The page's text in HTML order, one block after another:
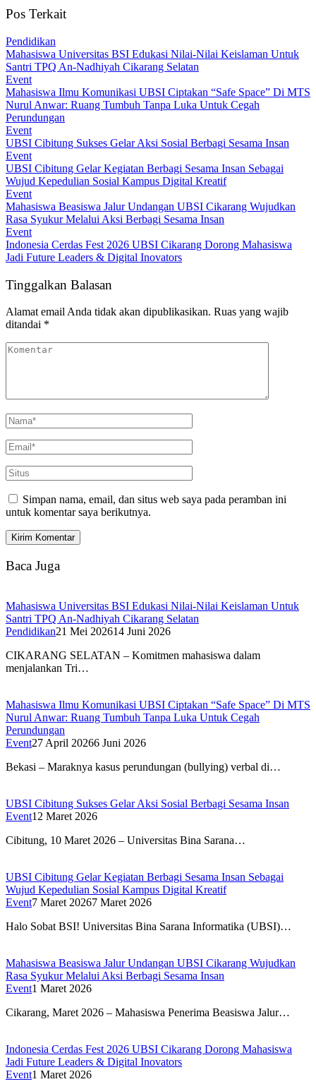
Pos Terkait
Pendidikan
Mahasiswa Universitas BSI Edukasi Nilai-Nilai Keislaman Untuk
Santri TPQ An-Nadhiyah Cikarang Selatan
Event
Mahasiswa Ilmu Komunikasi UBSI Ciptakan “Safe Space” Di MTS
Nurul Anwar: Ruang Tumbuh Tanpa Luka Untuk Cegah
Perundungan
Event
UBSI Cibitung Sukses Gelar Aksi Sosial Berbagi Sesama Insan
Event
UBSI Cibitung Gelar Kegiatan Berbagi Sesama Insan Sebagai
Wujud Kepedulian Sosial Kampus Digital Kreatif
Event
Mahasiswa Beasiswa Jalur Undangan UBSI Cikarang Wujudkan
Rasa Syukur Melalui Aksi Berbagi Sesama Insan
Event
Indonesia Cerdas Fest 2026 UBSI Cikarang Dorong Mahasiswa
Jadi Future Leaders & Digital Inovators
Tinggalkan Balasan
Alamat email Anda tidak akan dipublikasikan. Ruas yang wajib
ditandai *
Simpan nama, email, dan situs web saya pada peramban ini
untuk komentar saya berikutnya.
Baca Juga
Mahasiswa Universitas BSI Edukasi Nilai-Nilai Keislaman Untuk
Santri TPQ An-Nadhiyah Cikarang Selatan
Pendidikan21 Mei 202614 Juni 2026
CIKARANG SELATAN – Komitmen mahasiswa dalam
menjalankan Tri…
Mahasiswa Ilmu Komunikasi UBSI Ciptakan “Safe Space” Di MTS
Nurul Anwar: Ruang Tumbuh Tanpa Luka Untuk Cegah
Perundungan
Event27 April 20266 Juni 2026
Bekasi – Maraknya kasus perundungan (bullying) verbal di…
UBSI Cibitung Sukses Gelar Aksi Sosial Berbagi Sesama Insan
Event12 Maret 2026
Cibitung, 10 Maret 2026 – Universitas Bina Sarana…
UBSI Cibitung Gelar Kegiatan Berbagi Sesama Insan Sebagai
Wujud Kepedulian Sosial Kampus Digital Kreatif
Event7 Maret 20267 Maret 2026
Halo Sobat BSI! Universitas Bina Sarana Informatika (UBSI)…
Mahasiswa Beasiswa Jalur Undangan UBSI Cikarang Wujudkan
Rasa Syukur Melalui Aksi Berbagi Sesama Insan
Event1 Maret 2026
Cikarang, Maret 2026 – Mahasiswa Penerima Beasiswa Jalur…
Indonesia Cerdas Fest 2026 UBSI Cikarang Dorong Mahasiswa
Jadi Future Leaders & Digital Inovators
Event1 Maret 2026